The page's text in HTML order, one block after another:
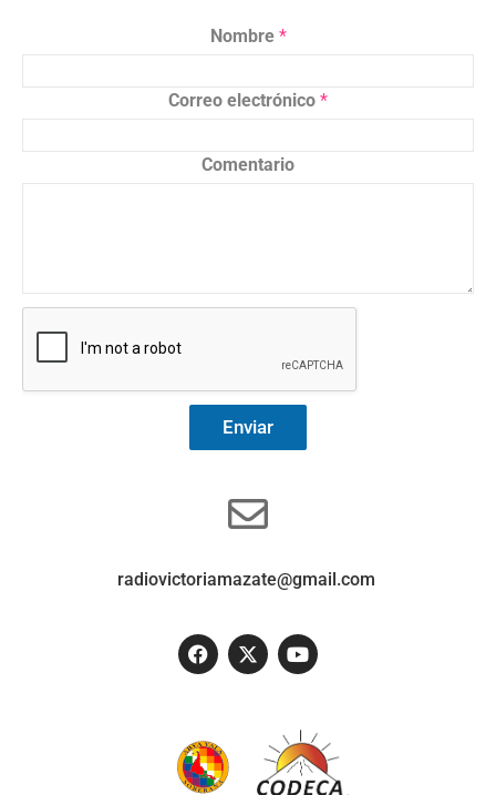
Nombre *
Correo electrónico *
Comentario
Enviar
radiovictoriamazate@gmail.com